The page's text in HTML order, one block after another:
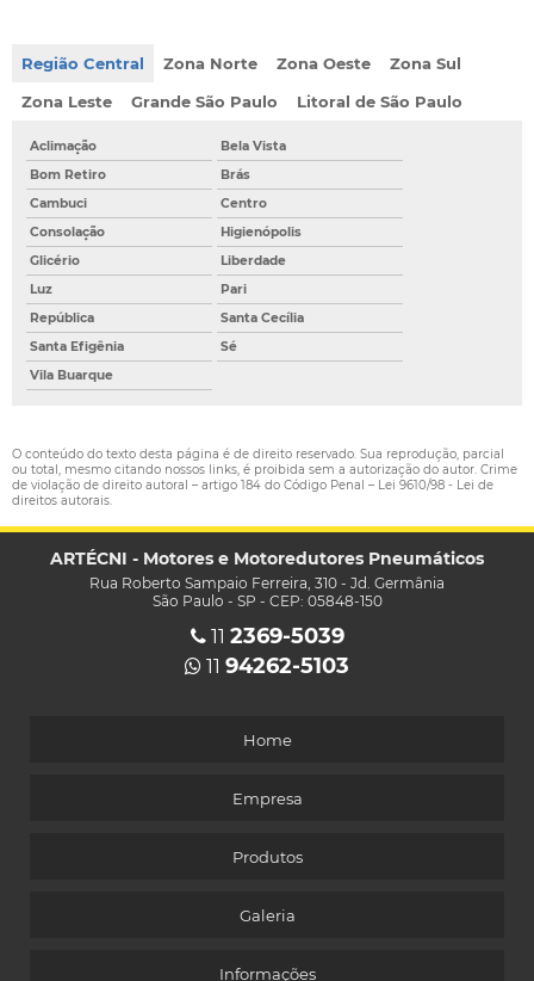
Região Central Zona Norte Zona Oeste
Zona Sul
Zona Leste
Grande São Paulo Litoral de São Paulo
Aclimação
Bela Vista
Bom Retiro
Brás
Cambuci
Centro
Consolação
Higienópolis
Glicério
Liberdade
Luz
Pari
República
Santa Cecília
Santa Efigênia
Sé
Vila Buarque
O conteúdo do texto desta página é de direito reservado. Sua reprodução, parcial
ou total, mesmo citando nossos links, é proibida sem a autorização do autor. Crime
de violação de direito autoral – artigo 184 do Código Penal – Lei 9610/98 - Lei de
direitos autorais.
ARTÉCNI - Motores e Motoredutores Pneumáticos
Rua Roberto Sampaio Ferreira, 310 - Jd. Germânia
São Paulo - SP - CEP: 05848-150
11 2369-5039
11 94262-5103
Home
Empresa
Produtos
Galeria
Informações